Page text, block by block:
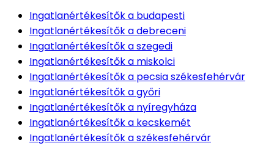
Ingatlanértékesítőka budapesti
Ingatlanértékesítőka debreceni
Ingatlanértékesítőka szegedi
Ingatlanértékesítőka miskolci
Ingatlanértékesítőka pecsia székesfehérvár
Ingatlanértékesítőka győri
Ingatlanértékesítőka nyíregyháza
Ingatlanértékesítőka kecskemét
Ingatlanértékesítőka székesfehérvár